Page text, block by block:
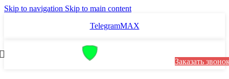
Skip to navigation Skip to main content
TelegramMAX
Заказать